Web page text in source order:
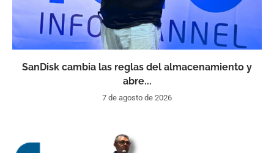
SanDisk cambia las reglas del almacenamiento y
abre...
7 de agosto de 2026